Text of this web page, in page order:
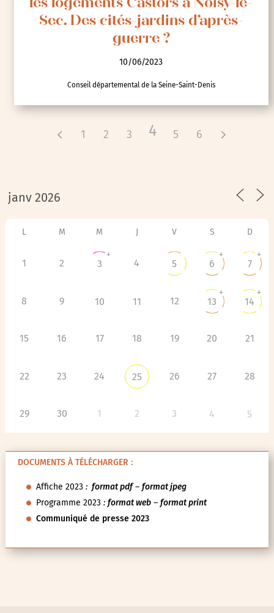
les logements Castors à Noisy-le-
Sec. Des cités-jardins d’après-
guerre ?
10/06/2023
Conseil départemental de la Seine-Saint-Denis
1 2 3 4 5 6
L M M J V S D
1 2 3
+
4 5 6
+
7
+
8 9 10 11 12 13
+
14
+
15 16 17 18 19 20 21
22 23 24 25 26 27 28
29 30 1 2 3 4 5
DOCUMENTS À TÉLÉCHARGER :
Affiche 2023: format pdf– format jpeg
Programme 2023 : format web– format print
Communiqué de presse 2023